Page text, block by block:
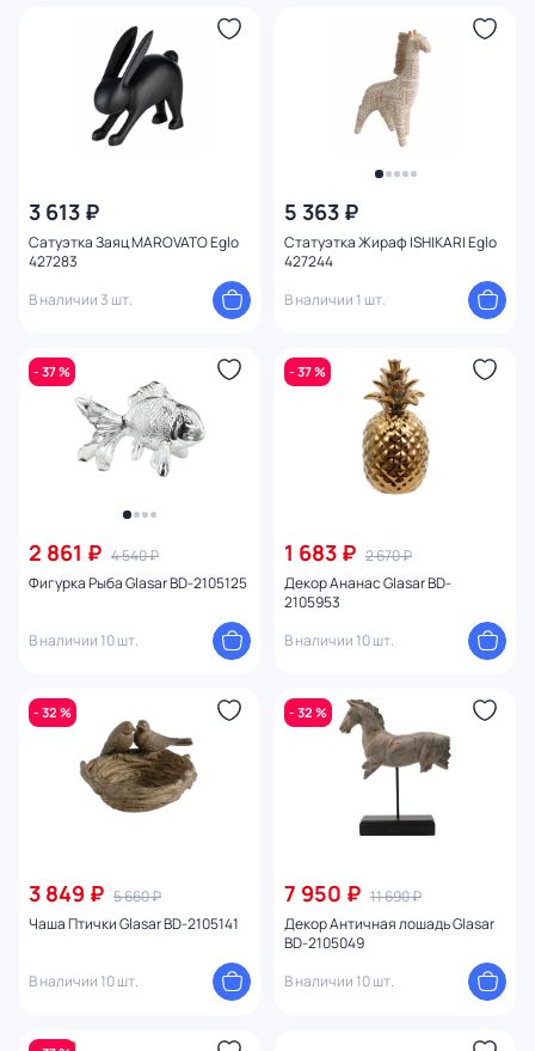
3 613 ₽
Сатуэтка Заяц MAROVATO Eglo
427283
В наличии 3 шт.
5 363 ₽
Статуэтка Жираф ISHIKARI Eglo
427244
В наличии 1 шт.
- 37 %
2 861 ₽ 4 540 ₽
Фигурка Рыба Glasar BD-2105125
В наличии 10 шт.
- 37 %
1 683 ₽ 2 670 ₽
Декор Ананас Glasar BD-
2105953
В наличии 10 шт.
- 32 %
3 849 ₽ 5 660 ₽
Чаша Птички Glasar BD-2105141
В наличии 10 шт.
- 32 %
7 950 ₽ 11 690 ₽
Декор Античная лошадь Glasar
BD-2105049
В наличии 10 шт.